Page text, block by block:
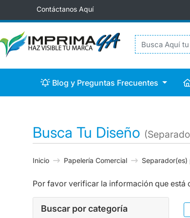
Contáctanos Aquí
Blog y Preguntas Frecuentes
Blog y Preguntas Frecuentes
Busca Tu Diseño
Inicio Papelería Comercial Separador(es)
Por favor verificar la información que está
Buscar por categoría